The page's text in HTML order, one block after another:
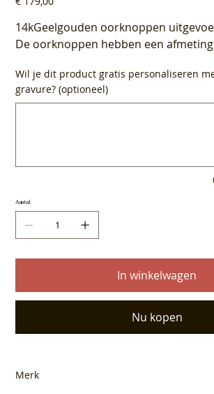
14kGeelgouden oorknoppen
De oorknoppen hebben een
Wil je dit product gratis personaliseren
gravure? (optioneel)
Aantal
In winkelwagen
Nu kopen
Merk